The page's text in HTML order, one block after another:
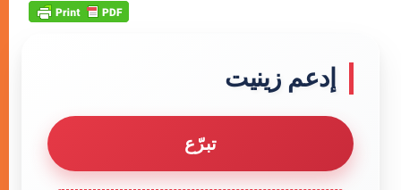
إدعم زينيت
تبرّع